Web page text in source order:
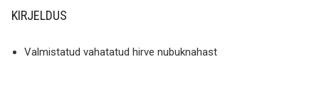
KIRJELDUS
Valmistatud vahatatud hirve nubuknahast